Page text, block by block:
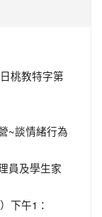
桃教特字第
~談情緒行為
員及學生家
下午1：